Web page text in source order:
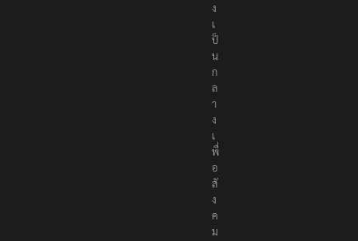
ง
เ
ป็
น
ก
ล
า
ง
เ
พื่
อ
สั
ง
ค
ม